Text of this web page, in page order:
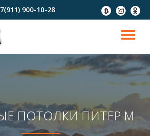
900-10-28
fa-
btc
fa-
instagram
fa-
ПОТОЛКИ ПИТЕР М